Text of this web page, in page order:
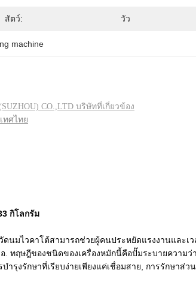
สัตว์: วัว
machine
CO.,LTD บริษัทที่เกี่ยวข้อง
ทศไทย
กิโลกรัม
ดนมไวคาโต้สามารถช่วยผู้คนประหยัดแรงงานและเ
ทฤษฎีของชนิดของเครื่องหมักนี้คือปั๊มระบายความว่
รุงรักษาที่เรียบง่ายเพียงแค่เชื่อมสาย, การรักษาส่ว